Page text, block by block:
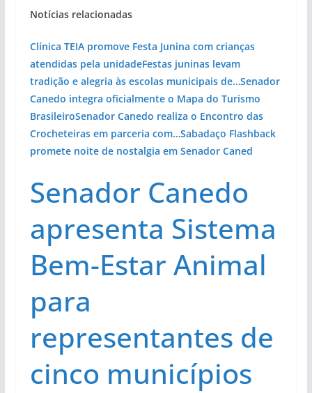
Notícias relacionadas
Clínica TEIA promove Festa Junina com crianças
atendidas pela unidadeFestas juninas levam
tradição e alegria às escolas municipais de…Senador
Canedo integra oficialmente o Mapa do Turismo
BrasileiroSenador Canedo realiza o Encontro das
Crocheteiras em parceria com…Sabadaço Flashback
promete noite de nostalgia em Senador Caned
Senador Canedo
apresenta Sistema
Bem-Estar Animal
para
representantes de
cinco municípios